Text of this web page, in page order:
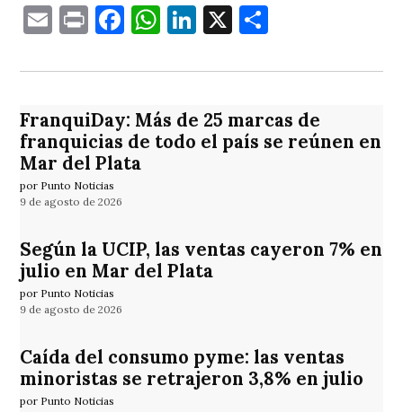
EmailPrintFacebook
WhatsApp
LinkedIn
X
FranquiDay: Más de 25 marcas de
franquicias de todo el país se reúnen en
Mar del Plata
por Punto Noticias
9 de agosto de 2026
Según la UCIP, las ventas cayeron 7% en
julio en Mar del Plata
por Punto Noticias
9 de agosto de 2026
Caída del consumo pyme: las ventas
minoristas se retrajeron 3,8% en julio
por Punto Noticias